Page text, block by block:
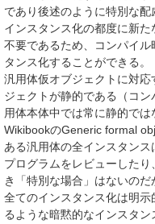
であり後述のように特別な配
インスタンス化の都度に新
不要であるため、コンパイ
タンス化することができる。
汎用体仮オブジェクトに対
ジェクトが静的である（コ
用体本体中では常に静的で
WikibookのGeneric formal
ある汎用体の全インスタン
プログラムをレビューした
き「特別な場合」はないのだ
全てのインスタンス化は明
るような暗黙的なインスタン